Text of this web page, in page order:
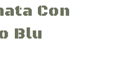
Con
Blu